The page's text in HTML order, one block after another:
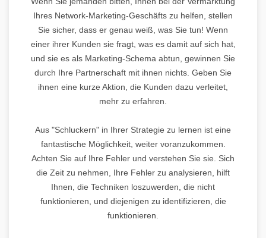
Ihres Network-Marketing-Geschäfts zu helfen, stellen
Sie sicher, dass er genau weiß, was Sie tun! Wenn
einer ihrer Kunden sie fragt, was es damit auf sich hat,
und sie es als Marketing-Schema abtun, gewinnen Sie
durch Ihre Partnerschaft mit ihnen nichts. Geben Sie
ihnen eine kurze Aktion, die Kunden dazu verleitet,
mehr zu erfahren.
Aus "Schluckern" in Ihrer Strategie zu lernen ist eine
fantastische Möglichkeit, weiter voranzukommen.
Achten Sie auf Ihre Fehler und verstehen Sie sie. Sich
die Zeit zu nehmen, Ihre Fehler zu analysieren, hilft
Ihnen, die Techniken loszuwerden, die nicht
funktionieren, und diejenigen zu identifizieren, die
funktionieren.